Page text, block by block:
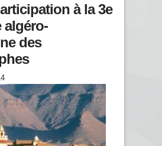
à la 3e
algéro-
des